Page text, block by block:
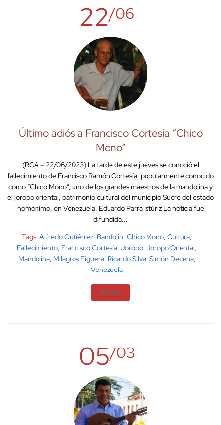
22/06
Último adiós a Francisco Cortesía “Chico
Mono”
(RCA – 22/06/2023) La tarde de este jueves se conoció el
fallecimiento de Francisco Ramón Cortesía, popularmente conocido
como “Chico Mono”, uno de los grandes maestros de la mandolina y
el joropo oriental, patrimonio cultural del municipio Sucre del estado
homónimo, en Venezuela. Eduardo Parra Istúriz La noticia fue
difundida...
Tags: Alfredo Gutiérrez, Bandolin, Chico Mono, Cultura,
Fallecimiento, Francisco Cortesía, Joropo, Joropo Oriental,
Mandolina, Milagros Figuera, Ricardo Silva, Simón Decena,
Venezuela
MORE
05/03